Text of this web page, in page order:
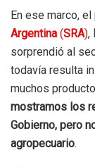
En ese marco, el
Argentina (SRA),
sorprendió al
todavía resulta
muchos
mostramos los
Gobierno, pero
agropecuario.